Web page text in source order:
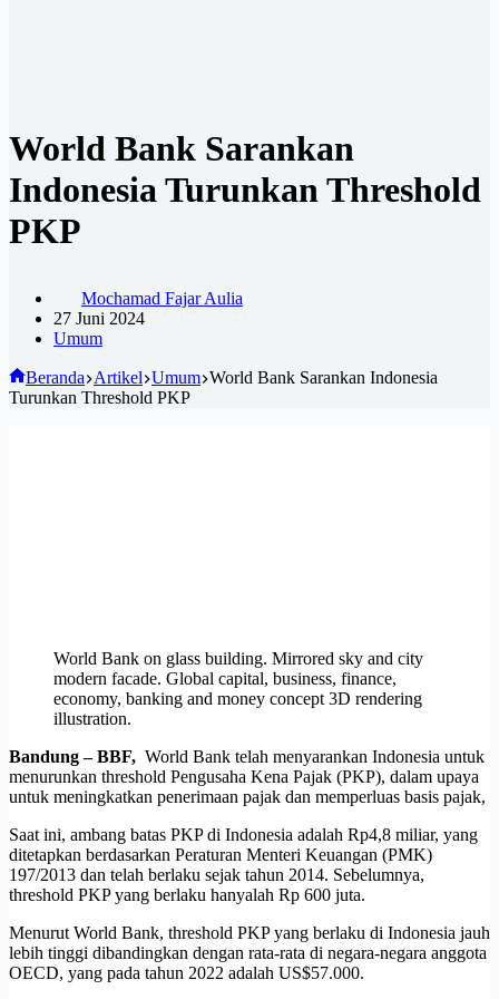
World Bank Sarankan
Indonesia Turunkan Threshold
PKP
Mochamad Fajar Aulia
27 Juni 2024
Umum
Beranda Artikel Umum World Bank Sarankan Indonesia
Turunkan Threshold PKP
World Bank on glass building. Mirrored sky and city
modern facade. Global capital, business, finance,
economy, banking and money concept 3D rendering
illustration.
Bandung – BBF, World Bank telah menyarankan Indonesia untuk
menurunkan threshold Pengusaha Kena Pajak (PKP), dalam upaya
untuk meningkatkan penerimaan pajak dan memperluas basis pajak,
Saat ini, ambang batas PKP di Indonesia adalah Rp4,8 miliar, yang
ditetapkan berdasarkan Peraturan Menteri Keuangan (PMK)
197/2013 dan telah berlaku sejak tahun 2014. Sebelumnya,
threshold PKP yang berlaku hanyalah Rp 600 juta.
Menurut World Bank, threshold PKP yang berlaku di Indonesia jauh
lebih tinggi dibandingkan dengan rata-rata di negara-negara anggota
OECD, yang pada tahun 2022 adalah US$57.000.